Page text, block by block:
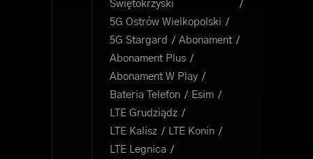
Świętokrzyski
5G Ostrów Wielkopolski
5G Stargard
Abonament
Abonament Plus
Abonament W Play
Bateria Telefon
Esim
LTE Grudziądz
LTE Kalisz
LTE Konin
LTE Legnica